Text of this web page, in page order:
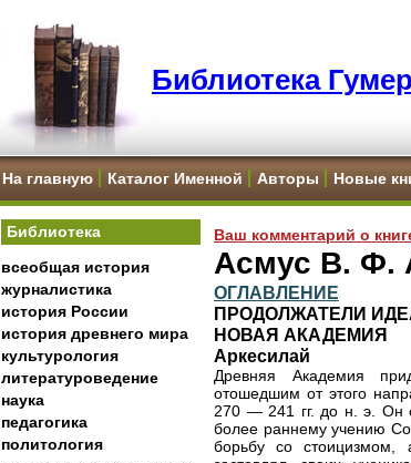
Библиотека Гумер
На главную Каталог Именной Авторы Новые
Библиотека
всеобщая история
журналистика
история России
история древнего мира
культурология
литературоведение
наука
педагогика
политология
Ваш комментарий о
Асмус В. Ф.
ОГЛАВЛЕНИЕ
ПРОДОЛЖАТЕЛИ
НОВАЯ АКАДЕМИЯ
Аркесилай
Древняя Академия
отошедшим от этого
270 — 241 гг. до н. э. Он
более раннему учению
борьбу со стоицизмом,